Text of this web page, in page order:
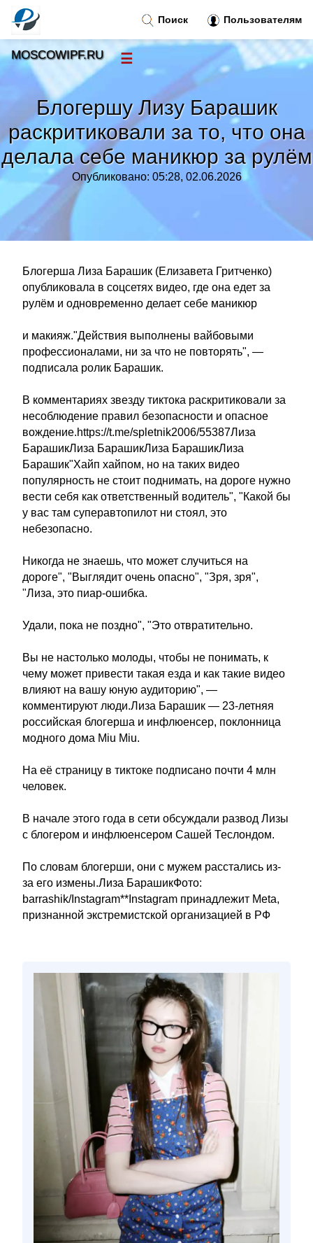
Блогершу Лизу Барашик
раскритиковали за то, что она
делала себе маникюр за рулём
Опубликовано: 05:28, 02.06.2026
Блогерша Лиза Барашик (Елизавета Гритченко)
опубликовала в соцсетях видео, где она едет за
рулём и одновременно делает себе маникюр
и макияж."Действия выполнены вайбовыми
профессионалами, ни за что не повторять", —
подписала ролик Барашик.
В комментариях звезду тиктока раскритиковали за
несоблюдение правил безопасности и опасное
вождение.https://t.me/spletnik2006/55387Лиза
БарашикЛиза БарашикЛиза БарашикЛиза
Барашик"Хайп хайпом, но на таких видео
популярность не стоит поднимать, на дороге нужно
вести себя как ответственный водитель", "Какой бы
у вас там суперавтопилот ни стоял, это
небезопасно.
Никогда не знаешь, что может случиться на
дороге", "Выглядит очень опасно", "Зря, зря",
"Лиза, это пиар-ошибка.
Удали, пока не поздно", "Это отвратительно.
Вы не настолько молоды, чтобы не понимать, к
чему может привести такая езда и как такие видео
влияют на вашу юную аудиторию", —
комментируют люди.Лиза Барашик — 23-летняя
российская блогерша и инфлюенсер, поклонница
модного дома Miu Miu.
На её страницу в тиктоке подписано почти 4 млн
человек.
В начале этого года в сети обсуждали развод Лизы
с блогером и инфлюенсером Сашей Теслондом.
По словам блогерши, они с мужем расстались из-
за его измены.Лиза БарашикФото:
barrashik/Instagram**Instagram принадлежит Meta,
признанной экстремистской организацией в РФ
Поиск Пользователям
MOSCOWIPF.RU ☰
Новости
Тренды новостей »
Рубрики»
Правила »
Контакт»